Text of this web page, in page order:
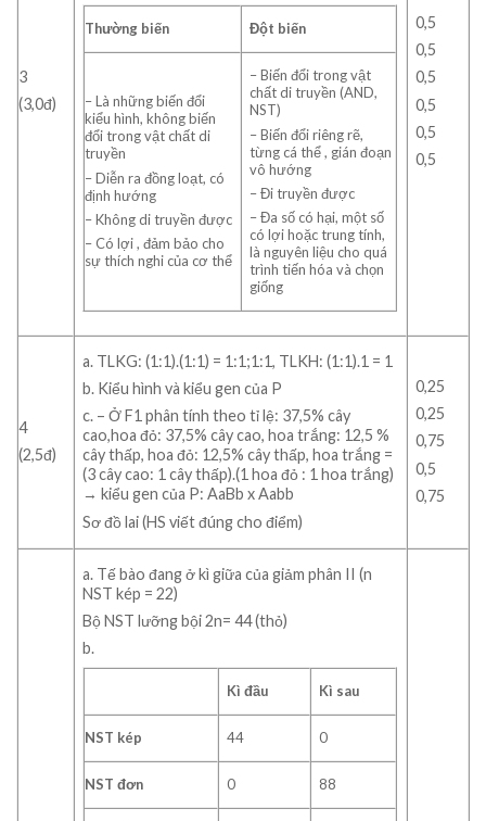
3
(3,0đ)
Thường biến Đột biến
– Là những biến đổi
kiểu hình, không biến
đổi trong vật chất di
truyền
– Diễn ra đồng loạt, có
định hướng
– Không di truyền được
– Có lợi , đảm bảo cho
sự thích nghi của cơ thể
– Biến đổi trong vật
chất di truyền (AND,
NST)
– Biến đổi riêng rẽ,
từng cá thể , gián đoạn
vô hướng
– Đi truyền được
– Đa số có hại, một số
có lợi hoặc trung tính,
là nguyên liệu cho quá
trình tiến hóa và chọn
giống
0,5
0,5
0,5
0,5
0,5
0,5
4
(2,5đ)
a. TLKG: (1:1).(1:1) = 1:1;1:1, TLKH: (1:1).1 = 1
b. Kiểu hình và kiểu gen của P
c. – Ở F1 phân tính theo tỉ lệ: 37,5% cây
cao,hoa đỏ: 37,5% cây cao, hoa trắng: 12,5 %
cây thấp, hoa đỏ: 12,5% cây thấp, hoa trắng =
(3 cây cao: 1 cây thấp).(1 hoa đỏ : 1 hoa trắng)
→ kiểu gen của P: AaBb x Aabb
Sơ đồ lai (HS viết đúng cho điểm)
0,25
0,25
0,75
0,5
0,75
a. Tế bào đang ở kì giữa của giảm phân II (n
NST kép = 22)
Bộ NST lưỡng bội 2n= 44 (thỏ)
b.
Kì đầu Kì sau
NST kép 44 0
NST đơn 0 88